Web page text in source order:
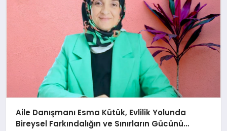
Aile Danışmanı Esma Kütük, Evlilik Yolunda
Bireysel Farkındalığın ve Sınırların Gücünü